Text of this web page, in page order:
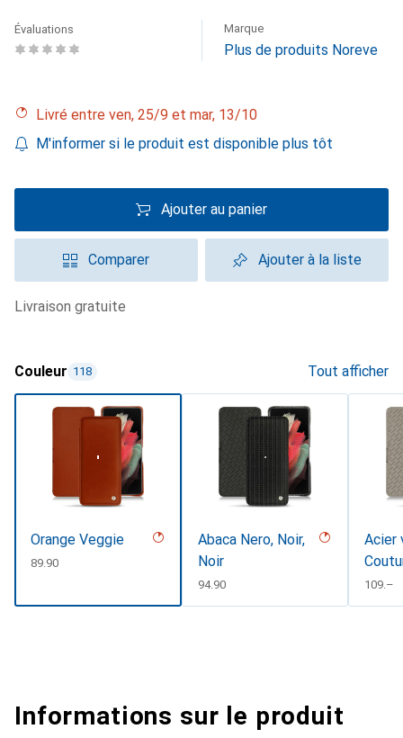
Évaluations Marque
Plus de produits Noreve
Livré entre ven, 25/9 et mar, 13/10
M'informer si le produit est disponible plus tôt
Ajouter au panier
Comparer Ajouter à la liste
livraison gratuite
Couleur 118 Tout afficher
Orange Veggie
CHF
89.90
Abaca Nero, Noir,
Noir
CHF
94.90
Acier
CHF
109.–
Informations sur le produit